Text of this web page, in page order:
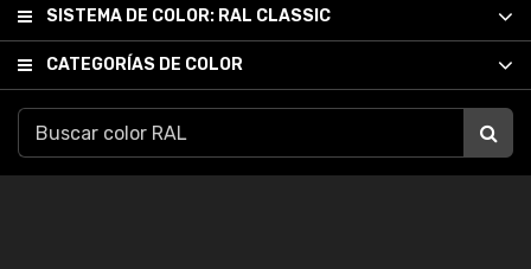
SISTEMA DE COLOR: RAL CLASSIC
CATEGORÍAS DE COLOR